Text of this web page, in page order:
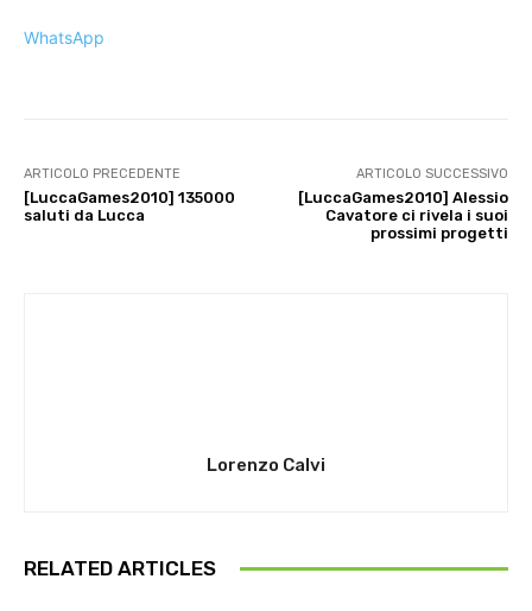
WhatsApp
ARTICOLO PRECEDENTE
[LuccaGames2010] 135000
saluti da Lucca
ARTICOLO SUCCESSIVO
[LuccaGames2010] Alessio
Cavatore ci rivela i suoi
prossimi progetti
Lorenzo Calvi
RELATED ARTICLES